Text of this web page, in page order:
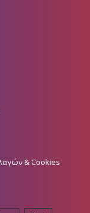
& Cookies